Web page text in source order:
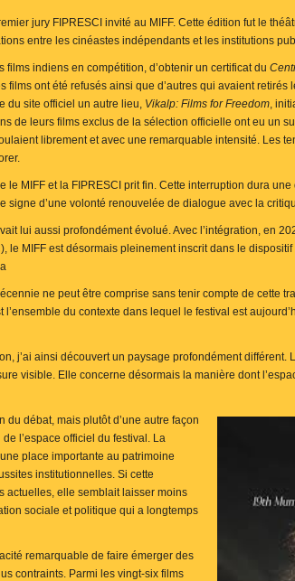
jury FIPRESCI invité au MIFF. Cette édition fut le
entre les cinéastes indépendants et les institutions
films indiens en compétition, d’obtenir un certificat du
films ont été refusés ainsi que d’autres qui avaient retirés
du site officiel un autre lieu, Vikalp: Films for Freedom,
de leurs films exclus de la sélection officielle ont eu un
librement et avec une remarquable intensité. Les
le MIFF et la FIPRESCI prit fin. Cette interruption dura
signe d’une volonté renouvelée de dialogue avec la
lui aussi profondément évolué. Avec l’intégration, en
le MIFF est désormais pleinement inscrit dans le
ne peut être comprise sans tenir compte de cette
l’ensemble du contexte dans lequel le festival est
j’ai ainsi découvert un paysage profondément différent.
visible. Elle concerne désormais la manière dont
du débat, mais plutôt d’une autre façon
l’espace officiel du festival. La
place importante au patrimoine
institutionnelles. Si cette
actuelles, elle semblait laisser moins
sociale et politique qui a longtemps
remarquable de faire émerger des
contraints. Parmi les vingt-six films